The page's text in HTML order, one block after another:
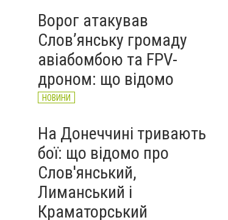
Ворог атакував
Слов’янську громаду
авіабомбою та FPV-
дроном: що відомо
НОВИНИ
На Донеччині тривають
бої: що відомо про
Слов'янський,
Лиманський і
Краматорський